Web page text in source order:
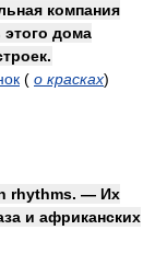
компания
этого дома
( о красках)
rhythms. — Их
и африканских